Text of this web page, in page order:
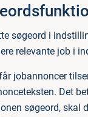
søgeord i
relevante job i
jobannoncer
Det
søgeord, skal